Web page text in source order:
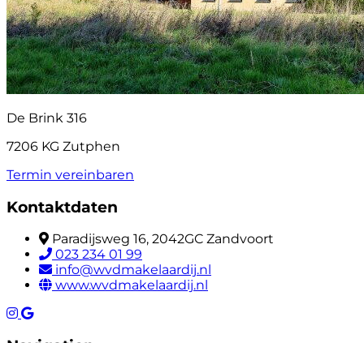
De Brink 316
7206 KG Zutphen
Termin vereinbaren
Kontaktdaten
Paradijsweg 16, 2042GC Zandvoort
023 234 01 99
info@wvdmakelaardij.nl
www.wvdmakelaardij.nl